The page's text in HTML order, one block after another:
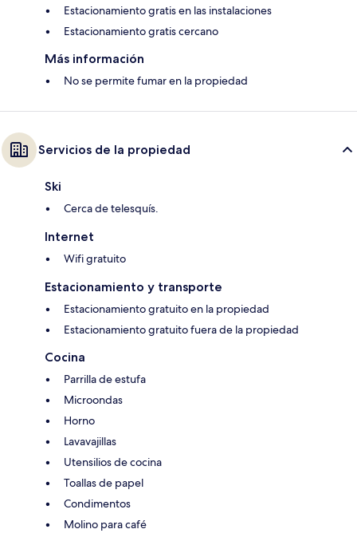
Estacionamiento gratis en las instalaciones
Estacionamiento gratis cercano
Más información
No se permite fumar en la propiedad
Servicios de la propiedad
Ski
Cerca de telesquís.
Internet
Wifi gratuito
Estacionamiento y transporte
Estacionamiento gratuito en la propiedad
Estacionamiento gratuito fuera de la propiedad
Cocina
Parrilla de estufa
Microondas
Horno
Lavavajillas
Utensilios de cocina
Toallas de papel
Condimentos
Molino para café